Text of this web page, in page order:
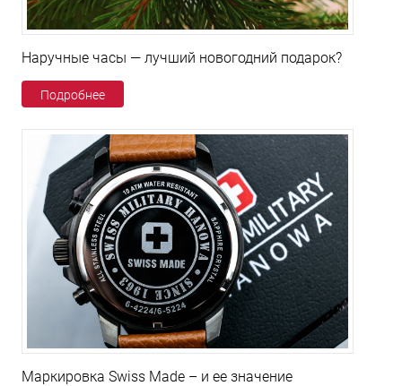
Наручные часы — лучший новогодний подарок?
Подробнее
Маркировка Swiss Made – и ее значение